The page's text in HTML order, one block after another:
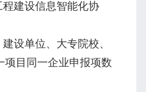
建设信息智能化协
设单位、大专院校、
项目同一企业申报项数